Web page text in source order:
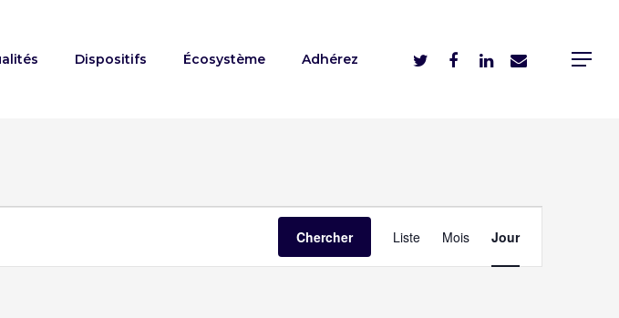
Dispositifs Écosystème Adhérez
Chercher de
vues
Liste Mois Jour